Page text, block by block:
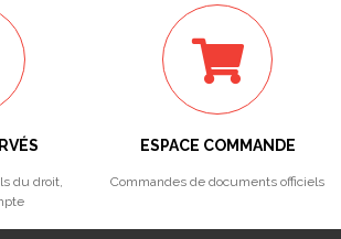
du droit,
ESPACE COMMANDE
Commandes de documents officiels